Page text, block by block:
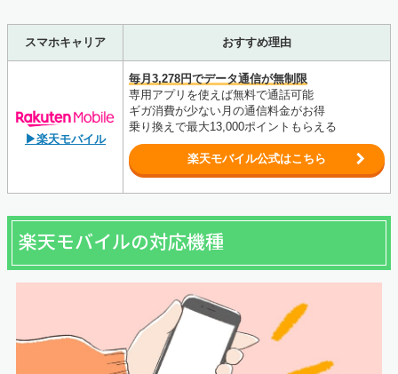
スマホキャリア おすすめ理由
▶楽天モバイル
毎月3,278円でデータ通信が無制限
専用アプリを使えば無料で通話可能
ギガ消費が少ない月の通信料金がお得
乗り換えで最大13,000ポイントもらえる
楽天モバイル公式はこちら
楽天モバイルの対応機種